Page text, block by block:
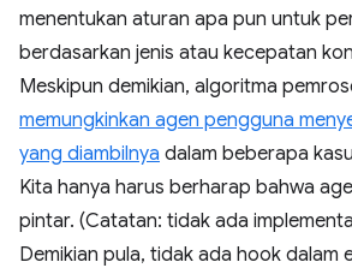
menentukan aturan apa pun untuk
berdasarkan jenis atau kecepatan
Meskipun demikian, algoritma
memungkinkan agen pengguna
yang diambilnya dalam beberapa
Kita hanya harus berharap bahwa
pintar. (Catatan: tidak ada
Demikian pula, tidak ada hook dalam